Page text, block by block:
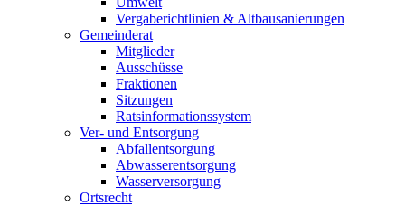
Vergaberichtlinien & Altbausanierungen
Gemeinderat
Mitglieder
Ausschüsse
Fraktionen
Sitzungen
Ratsinformationssystem
Ver- und Entsorgung
Abfallentsorgung
Abwasserentsorgung
Wasserversorgung
Ortsrecht